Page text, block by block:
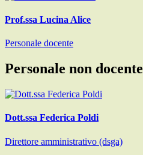
Prof.ssa Lucina Alice
Personale docente
Personale non docente
Dott.ssa Federica Poldi
Direttore amministrativo (dsga)